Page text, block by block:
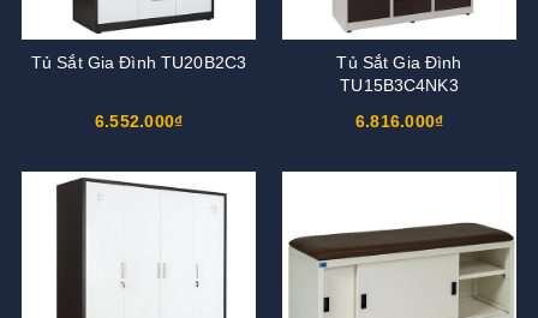
Tủ Sắt Gia Đình TU20B2C3
6.552.000₫
Tủ Sắt Gia Đình
TU15B3C4NK3
6.816.000₫